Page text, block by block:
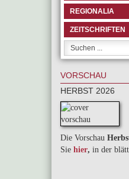
REGIONALIA
ZEITSCHRIFTEN
VORSCHAU
HERBST 2026
Die Vorschau
Sie hier, in der